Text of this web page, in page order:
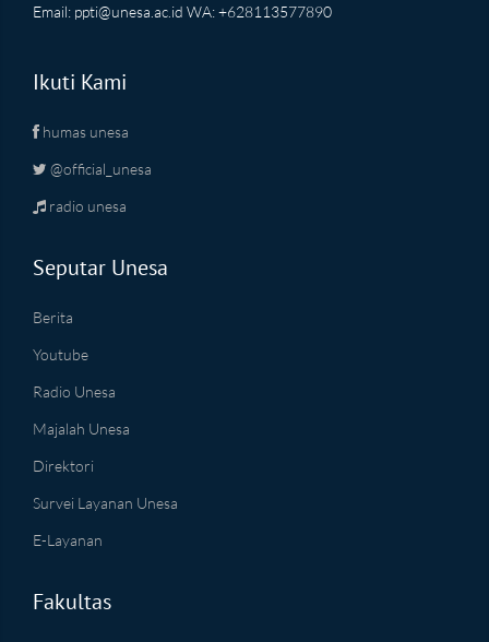
Email: ppti@unesa.ac.id WA: +628113577890
Ikuti Kami
humas unesa
@official_unesa
radio unesa
Seputar Unesa
Berita
Youtube
Radio Unesa
Majalah Unesa
Direktori
Survei Layanan Unesa
E-Layanan
Fakultas